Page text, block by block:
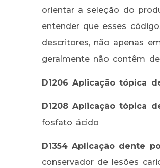
orientar a seleção do
entender que esses
descritores, não apenas
geralmente não contêm
D1206 Aplicação tópica
D1208 Aplicação tópica
fosfato ácido
D1354 Aplicação dente
conservador de lesões